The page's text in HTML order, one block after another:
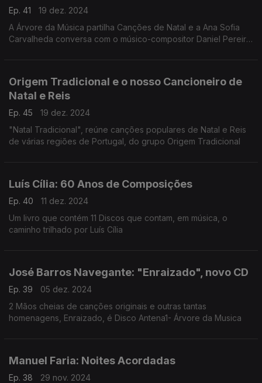
Ep. 41
19 dez. 2024
A Árvore da Música partilha Canções de Natal e a Ana Sofia
Carvalheda conversa com o músico-compositor Daniel Pereira
Origem Tradicional e o nosso Cancioneiro de
Natal e Reis
Ep. 45
19 dez. 2024
"Natal Tradicional", reúne canções populares de Natal e Reis
de várias regiões de Portugal, do grupo Origem Tradicional
Luís Cília: 60 Anos de Composições
Ep. 40
11 dez. 2024
Um livro que contém 11 Discos que contam, em música, o
caminho trilhado por Luís Cília
José Barros Navegante: "Enraizado", novo CD
Ep. 39
05 dez. 2024
2 Mãos cheias de canções originais e outras tantas
homenagens, Enraizado, é Disco Antena1- Árvore da Musica
Manuel Faria: Noites Acordadas
Ep. 38
29 nov. 2024